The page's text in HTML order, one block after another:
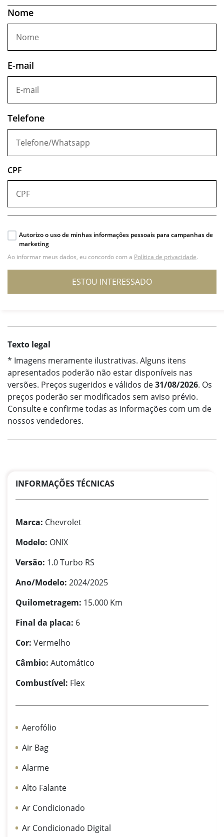
Nome
E-mail
Telefone
CPF
Autorizo o uso de minhas informações pessoais para campanhas de
marketing
Ao informar meus dados, eu concordo com a Política de privacidade.
ESTOU INTERESSADO
Texto legal
* Imagens meramente ilustrativas. Alguns itens
apresentados poderão não estar disponíveis nas
versões. Preços sugeridos e válidos de31/08/2026. Os
preços poderão ser modificados sem aviso prévio.
Consulte e confirme todas as informações com um de
nossos vendedores.
INFORMAÇÕES TÉCNICAS
Marca: Chevrolet
Modelo: ONIX
Versão: 1.0 Turbo RS
Ano/Modelo: 2024/2025
Quilometragem: 15.000 Km
Final da placa: 6
Cor: Vermelho
Câmbio: Automático
Combustível: Flex
Aerofólio
Air Bag
Alarme
Alto Falante
Ar Condicionado
Ar Condicionado Digital